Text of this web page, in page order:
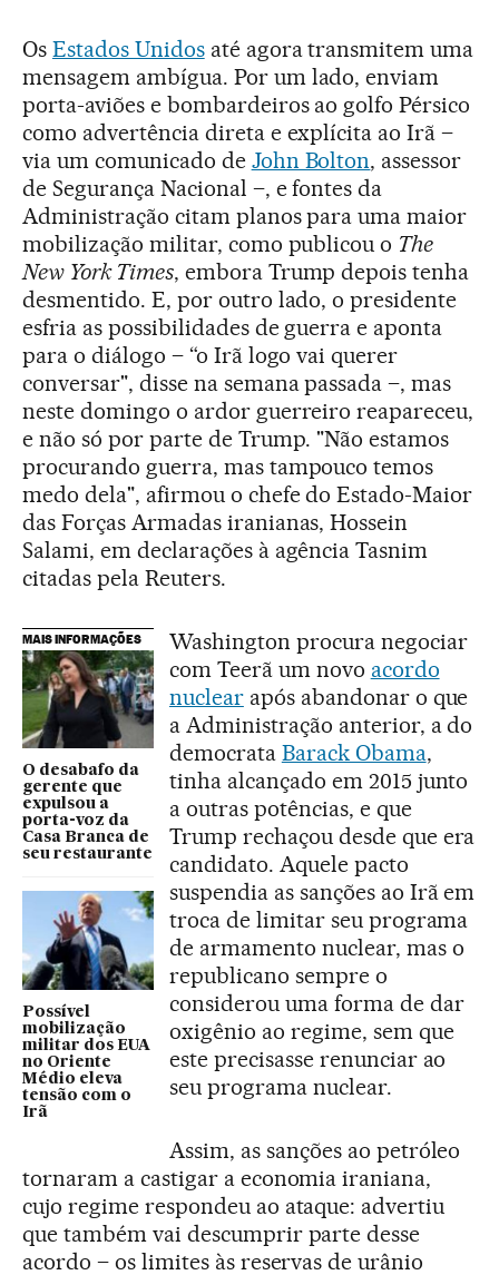
Os Estados Unidosaté agora transmitem uma
mensagem ambígua. Por um lado, enviam
porta-aviões e bombardeiros ao golfo Pérsico
como advertência direta e explícita ao Irã –
via um comunicado de John Bolton, assessor
de Segurança Nacional –, e fontes da
Administração citam planos para uma maior
mobilização militar, como publicou o The
New York Times, embora Trump depois tenha
desmentido. E, por outro lado, o presidente
esfria as possibilidades de guerra e aponta
para o diálogo – “o Irã logo vai querer
conversar", disse na semana passada –, mas
neste domingo o ardor guerreiro reapareceu,
e não só por parte de Trump. "Não estamos
procurando guerra, mas tampouco temos
medo dela", afirmou o chefe do Estado-Maior
das Forças Armadas iranianas, Hossein
Salami, em declarações à agência Tasnim
citadas pela Reuters.
MAIS INFORMAÇÕES
O desabafo da
gerente que
expulsou a
porta-voz da
Casa Branca de
seu restaurante
Possível
mobilização
militar dos EUA
no Oriente
Médio eleva
tensão com o
Irã
Washington procura negociar
com Teerã um novo acordo
nuclearapós abandonar o que
a Administração anterior, a do
democrata Barack Obama,
tinha alcançado em 2015 junto
a outras potências, e que
Trump rechaçou desde que era
candidato. Aquele pacto
suspendia as sanções ao Irã em
troca de limitar seu programa
de armamento nuclear, mas o
republicano sempre o
considerou uma forma de dar
oxigênio ao regime, sem que
este precisasse renunciar ao
seu programa nuclear.
Assim, as sanções ao petróleo
tornaram a castigar a economia iraniana,
cujo regime respondeu ao ataque: advertiu
que também vai descumprir parte desse
acordo – os limites às reservas de urânio